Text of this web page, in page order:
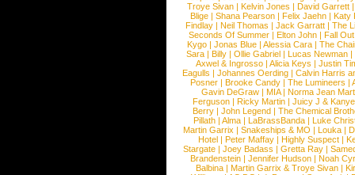
Troye Sivan | Kelvin Jones | David Garrett
Blige | Shana Pearson | Felix Jaehn | Katy
Findlay |Neil Thomas |Jack Garratt |The
Seconds Of Summer |Elton John |Fall
Kygo |Jonas Blue |Alessia Cara |The
Sara |Billy |Ollie Gabriel |Lucas Newman |
Axwel & Ingrosso | Alicia Keys | Justin
Eagulls |Johannes Oerding |Calvin Harris
Posner |Brooke Candy |The Lumineers |
Gavin DeGraw | MIA| Norma Jean
Ferguson | Ricky Martin | Juicy J &
Berry | John Legend | The Chemical
Pillath |Alma |LaBrassBanda |Luke
Martin Garrix | Snakeships & MO | Louka |
Hotel | Peter Maffay | Highly Suspect |
Stargate |Joey Badass |Gretta Ray |
Brandenstein |Jennifer Hudson |Noah
Balbina | Martin Garrix & Troye Sivan |